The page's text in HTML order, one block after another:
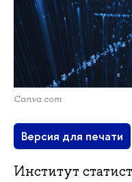
Canva.com
Версия для печати
Институт